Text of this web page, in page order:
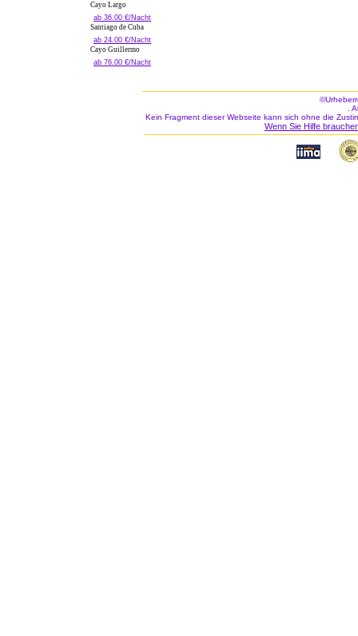
Cayo Largo
ab 36.00 €/Nacht
Santiago de Cuba
ab 24.00 €/Nacht
Cayo Guillermo
ab 76.00 €/Nacht
.
Kein Fragment dieser Webseite kann sich ohne die
Wenn Sie Hilfe